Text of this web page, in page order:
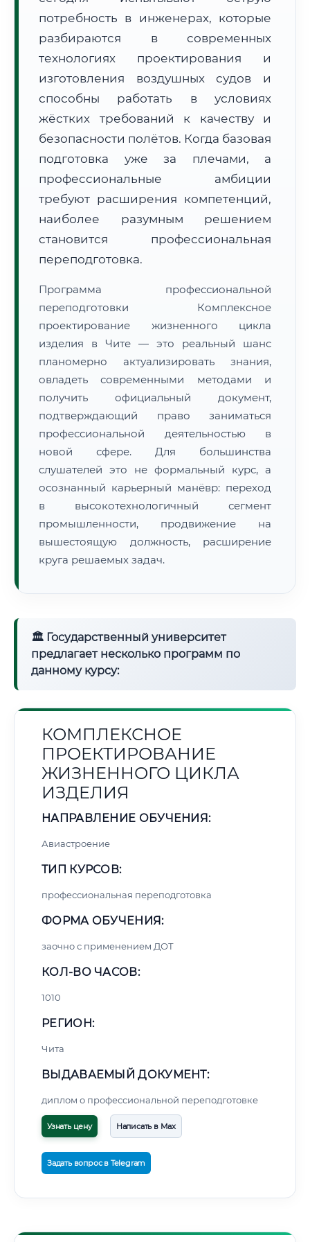
Расчет логистики оригиналов:
~2 030 км
• Экспресс-доставка СДЭК / Почтой: 3–5 рабочих дней
🔍Нажмите на документ для увеличения и просмотра
потребность в инженерах, которые
разбираются в современных
технологиях проектирования и
изготовления воздушных судов и
способны работать в условиях
жёстких требований к качеству и
безопасности полётов. Когда базовая
подготовка уже за плечами, а
профессиональные амбиции
требуют расширения компетенций,
наиболее разумным решением
становится профессиональная
переподготовка.
Программа профессиональной
переподготовки Комплексное
проектирование жизненного цикла
изделия в Чите — это реальный шанс
планомерно актуализировать знания,
овладеть современными методами и
получить официальный документ,
подтверждающий право заниматься
профессиональной деятельностью в
новой сфере. Для большинства
слушателей это не формальный курс, а
осознанный карьерный манёвр: переход
в высокотехнологичный сегмент
промышленности, продвижение на
вышестоящую должность, расширение
круга решаемых задач.
🏛 Государственный университет
предлагает несколько программ по
данному курсу:
КОМПЛЕКСНОЕ
ПРОЕКТИРОВАНИЕ
ЖИЗНЕННОГО ЦИКЛА
ИЗДЕЛИЯ
НАПРАВЛЕНИЕ ОБУЧЕНИЯ:
Авиастроение
ТИП КУРСОВ:
профессиональная переподготовка
ФОРМА ОБУЧЕНИЯ:
заочно с применением ДОТ
КОЛ-ВО ЧАСОВ:
1010
РЕГИОН:
Чита
ВЫДАВАЕМЫЙ ДОКУМЕНТ:
диплом о профессиональной переподготовке
Узнать цену Написать в Max
Задать вопрос в Telegram